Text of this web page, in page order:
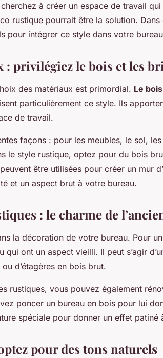
à créer un espace de travail
rustique pourrait être la solution.
pour intégrer ce style dans votre
: privilégiez le bois et les
des matériaux est primordial. Le bois
particulièrement ce style. Ils
de travail.
façons : pour les meubles, le sol,
le style rustique, optez pour du bois
être utilisées pour créer un mur
et un aspect brut à votre bureau.
: le charme de
la décoration de votre bureau. Pour
qui ont un aspect vieilli. Il peut s’agir
d’étagères en bois brut.
rustiques, vous pouvez également
poncer un bureau en bois pour lui
spéciale pour donner un effet patiné
pour des tons naturels